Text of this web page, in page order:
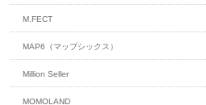
M.FECT
MAP6（マップシックス）
Million Seller
MOMOLAND